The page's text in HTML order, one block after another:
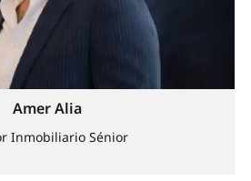
Amer Alia
Inmobiliario Sénior